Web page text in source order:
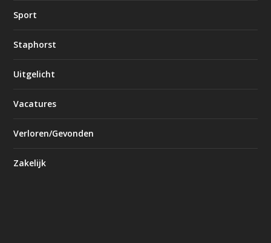
Sport
Staphorst
Uitgelicht
Vacatures
Verloren/Gevonden
Zakelijk